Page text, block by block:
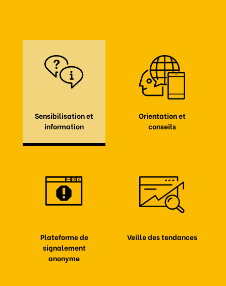
Sensibilisation et
information
Orientation et
conseils
Plateforme de
signalement
anonyme
Veille des tendances